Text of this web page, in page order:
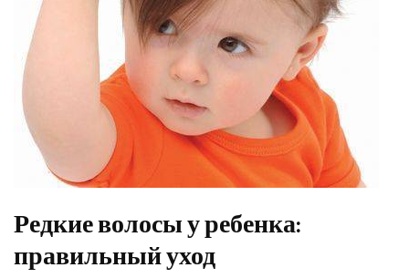
Редкие волосы у ребенка:
правильный уход